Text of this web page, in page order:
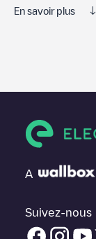
En savoir plus
informations
pour les
Les avis des
importants pour
Steyr .N'hésitez
expérience de
A
Suivez-nous